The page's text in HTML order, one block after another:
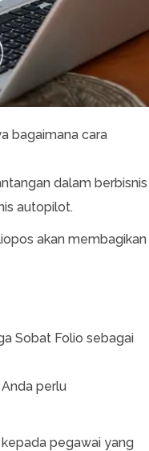
bagaimana cara
dalam berbisnis
autopilot.
akan membagikan
Sobat Folio sebagai
perlu
pegawai yang